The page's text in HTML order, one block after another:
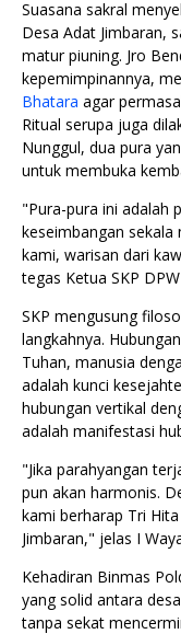
Suasana sakral
Desa Adat Jimbaran,
matur piuning. Jro
kepemimpinannya,
Bhatara agar
Ritual serupa juga
Nunggul, dua pura
untuk membuka
"Pura-pura ini adalah
keseimbangan sekala
kami, warisan dari
tegas Ketua SKP
SKP mengusung
langkahnya.
Tuhan, manusia
adalah kunci
hubungan vertikal
adalah manifestasi
"Jika parahyangan
pun akan harmonis.
kami berharap Tri
Jimbaran," jelas I
Kehadiran Binmas
yang solid antara
tanpa sekat